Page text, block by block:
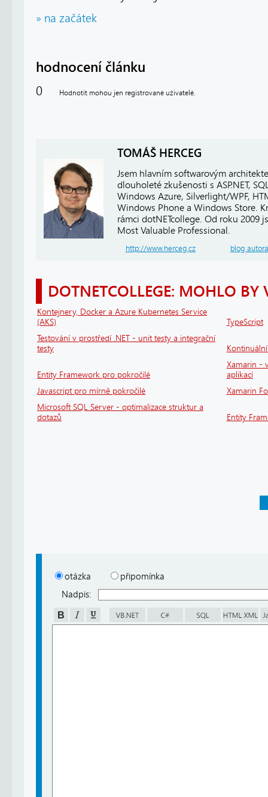
» na začátek
hodnocení článku
0 Hodnotit mohou jen registrované uživatelé.
TOMÁŠ HERCEG
Jsem hlavním softwarovým
dlouholeté zkušenosti s ASP.NET,
Windows Azure, Silverlight/WPF,
Windows Phone a Windows Store.
rámci dotNETcollege. Od roku 2009
Most Valuable Professional.
http://www.herceg.cz blog autora
DOTNETCOLLEGE: MOHLO BY
Kontejnery, Docker a Azure Kubernetes Service
(AKS)
TypeScript
Testování v prostředí .NET - unit testy a integrační
testy
Entity Framework pro pokročilé
Xamarin -
aplikací
Javascript pro mírně pokročilé
Xamarin
Microsoft SQL Server - optimalizace struktur a
dotazů
Entity
otázka
připomínka
Nadpis: